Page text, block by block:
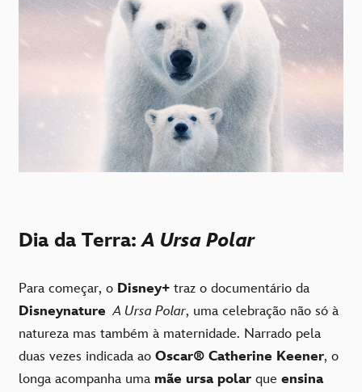
Dia da Terra:A Ursa Polar
Para começar, o Disney+ traz o documentário da
Disneynature A Ursa Polar, uma celebração não só à
natureza mas também à maternidade. Narrado pela
duas vezes indicada ao Oscar® Catherine Keener, o
longa acompanha uma mãe ursa polar que ensina